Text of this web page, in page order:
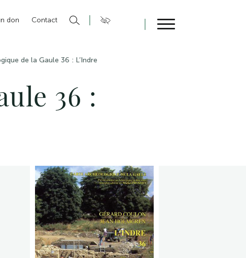
don
Contact
de la Gaule 36 : L’Indre
36 :